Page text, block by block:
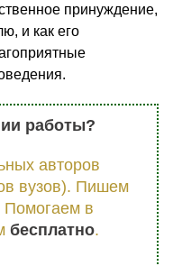
принуждение,
и как его
работы?
авторов
вузов). Пишем
в
бесплатно.